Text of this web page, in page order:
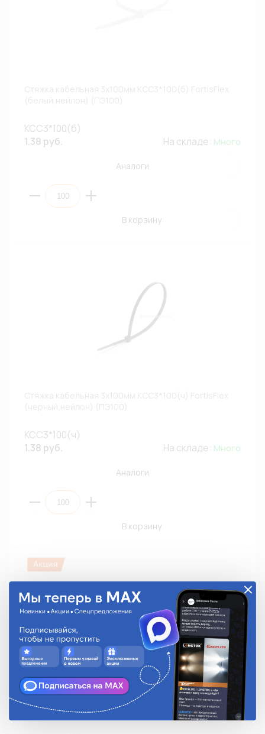
КСС3*100(б)
1.38 руб.
На складе: Много
Аналоги
В корзину
КСС3*100(ч)
1.38 руб.
На складе: Много
Аналоги
В корзину
Стяжка кабельная 4х150мм КСС4*150(ж) FortisFlex
(желтый,нейлон) (ПЭ100) (СНЯТО С ПРОИЗВОДСТВА)